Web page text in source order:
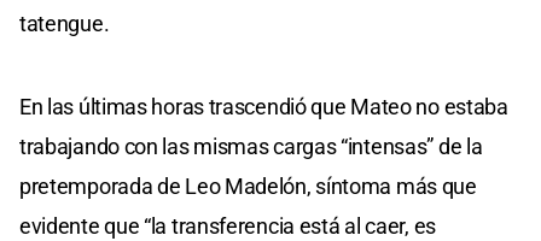
tatengue.
En las últimas horas trascendió que Mateo no estaba
trabajando con las mismas cargas “intensas” de la
pretemporada de Leo Madelón, síntoma más que
evidente que “la transferencia está al caer, es